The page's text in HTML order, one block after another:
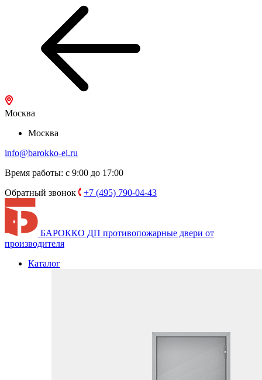
Москва
Москва
info@barokko-ei.ru
Время работы: с 9:00 до 17:00
Обратный звонок
+7 (495) 790-04-43
БАРОККО ДП противопожарные двери от
производителя
Каталог